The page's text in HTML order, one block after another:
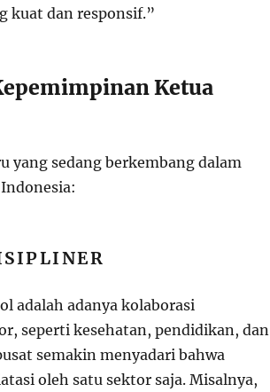
kuat dan responsif.”
Ketua
yang sedang berkembang dalam
adalah adanya kolaborasi
seperti kesehatan, pendidikan, dan
semakin menyadari bahwa
oleh satu sektor saja. Misalnya,